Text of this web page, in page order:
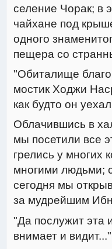
селение Чорак; в
чайхане под
одного
пещера со
"Обиталище
мостик Ходжи
как будто он
Облачившись в
мы посетили все
грелись у многих
многими людьми;
сегодня мы
за мудрейшим
"Да послужит эта
внимает и видит..."